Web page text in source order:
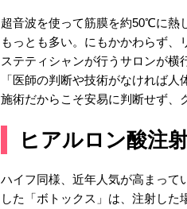
超音波を使って筋膜を約50℃に熱
もっとも多い。にもかかわらず、
ステティシャンが行うサロンが横
「医師の判断や技術がなければ
施術だからこそ安易に判断せず、
ヒアルロン酸注
ハイフ同様、近年人気が高まって
した「ボトックス」は、注射し